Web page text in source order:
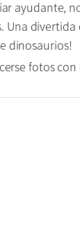
ayudante,
Una
dinosaurios!
fotos